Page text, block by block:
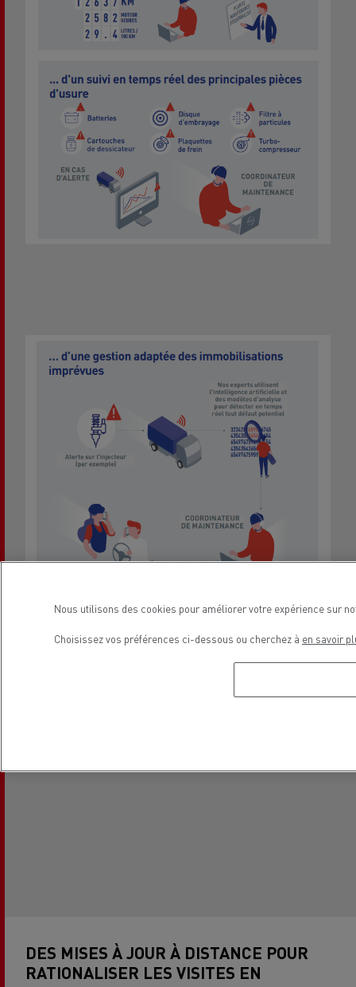
DES MISES À JOUR À DISTANCE POUR
RATIONALISER LES VISITES EN
Nous utilisons des cookies pour améliorer votre expérience sur
Choisissez vos préférences ci-dessous ou cherchez à en savoir